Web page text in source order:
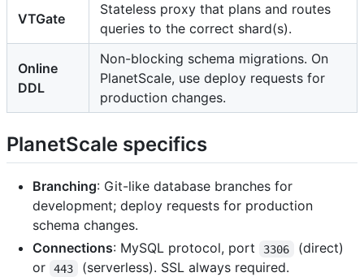
VTGate
Stateless proxy that plans and routes
queries to the correct shard(s).
Online
DDL
Non-blocking schema migrations. On
PlanetScale, use deploy requests for
production changes.
PlanetScale specifics
Branching: Git-like database branches for
development; deploy requests for production
schema changes.
Connections: MySQL protocol, port 3306
(direct)
or
443 (serverless). SSL always required.